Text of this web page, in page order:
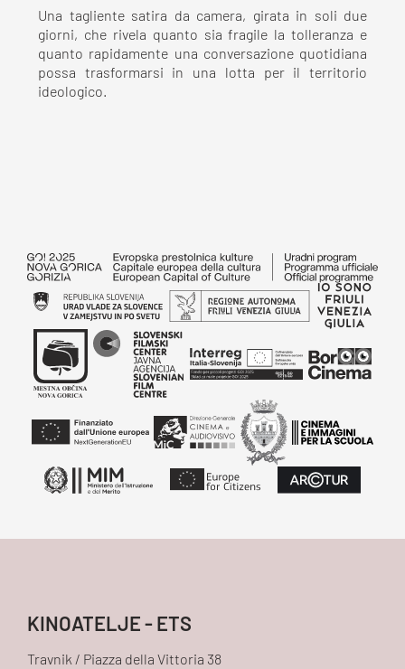
Una tagliente satira da camera, girata in soli due
giorni, che rivela quanto sia fragile la tolleranza e
quanto rapidamente una conversazione quotidiana
possa trasformarsi in una lotta per il territorio
ideologico.
KINOATELJE - ETS
Travnik / Piazza della Vittoria 38